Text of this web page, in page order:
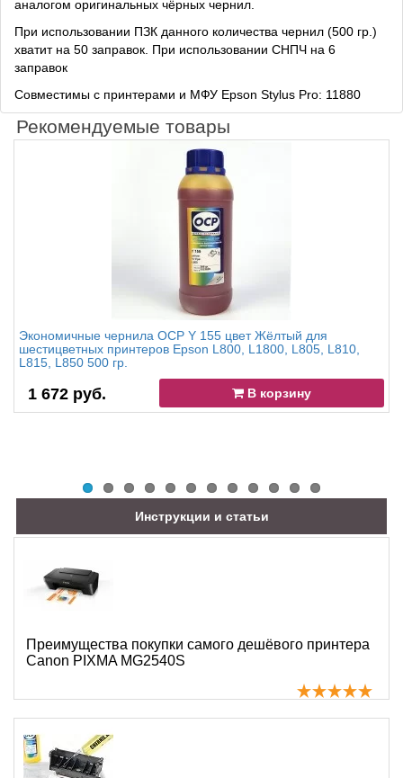
аналогом оригинальных чёрных чернил.
При использовании ПЗК данного количества чернил (500 гр.)
хватит на 50 заправок. При использовании СНПЧ на 6
заправок
Совместимы с принтерами и МФУ Epson Stylus Pro: 11880
Рекомендуемые товары
Экономичные чернила OCP Y 155 цвет Жёлтый для
шестицветных принтеров Epson L800, L1800, L805, L810,
L815, L850 500 гр.
1 672 руб. В корзину
Инструкции и статьи
Преимущества покупки самого дешёвого принтера
Canon PIXMA MG2540S